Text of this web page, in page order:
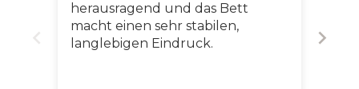
herausragend und das Bett
macht einen sehr stabilen,
langlebigen Eindruck.